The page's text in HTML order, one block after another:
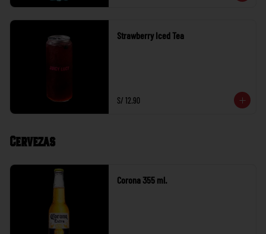
Strawberry Iced Tea
S/ 12.90
Cervezas
Corona 355 ml.